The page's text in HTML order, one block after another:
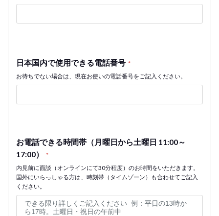
日本国内で使用できる電話番号 *
お待ちでない場合は、現在お使いの電話番号をご記入ください。
お電話できる時間帯（月曜日から土曜日 11:00～
17:00）
*
内見前に面談（オンラインにて30分程度）のお時間をいただきます。
国外にいらっしゃる方は、時刻帯（タイムゾーン）も合わせてご記入
ください。